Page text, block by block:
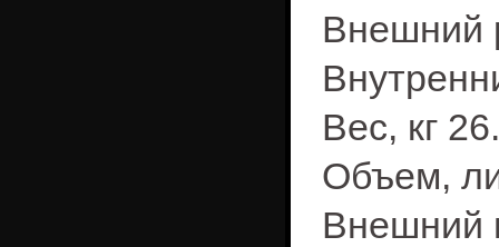
Внешний
Вес, кг
Объем,
Внешний